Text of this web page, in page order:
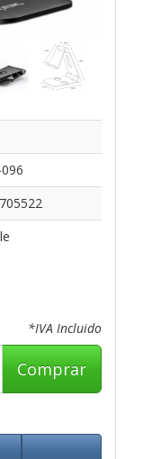
*IVA Incluido
Comprar